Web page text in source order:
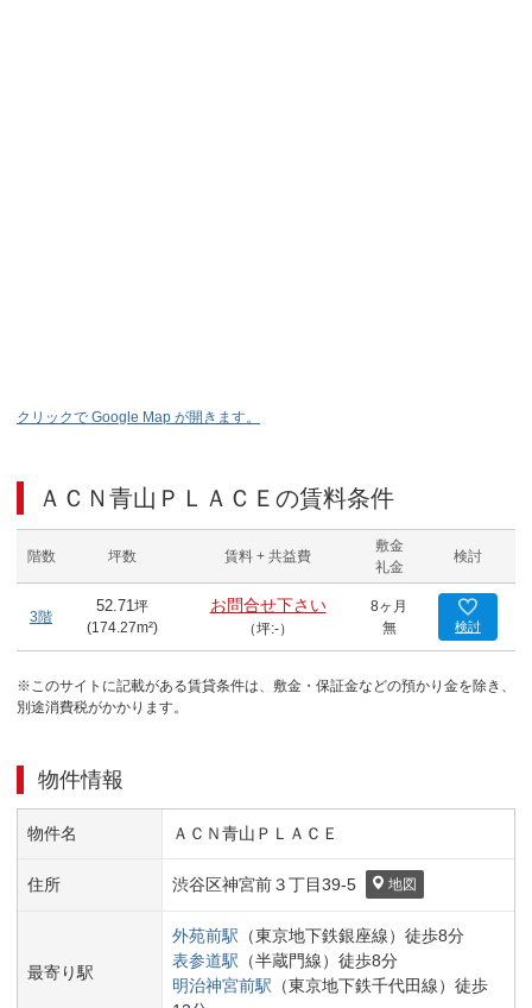
クリックで Google Map が開きます。
ＡＣＮ青山ＰＬＡＣＥ の賃料条件
階数 坪数 賃料 + 共益費
敷金
礼金
検討
3階
52.71坪
(174.27m²)
お問合せ下さい
（坪:-）
8ヶ月
無
検討
※このサイトに記載がある賃貸条件は、敷金・保証金などの預かり金を除き、
別途消費税がかかります。
物件情報
物件名 ＡＣＮ青山ＰＬＡＣＥ
住所 渋谷区神宮前３丁目39-5 地図
最寄り駅
外苑前駅 （東京地下鉄銀座線） 徒歩8分
表参道駅 （半蔵門線） 徒歩8分
明治神宮前駅 （東京地下鉄千代田線） 徒歩